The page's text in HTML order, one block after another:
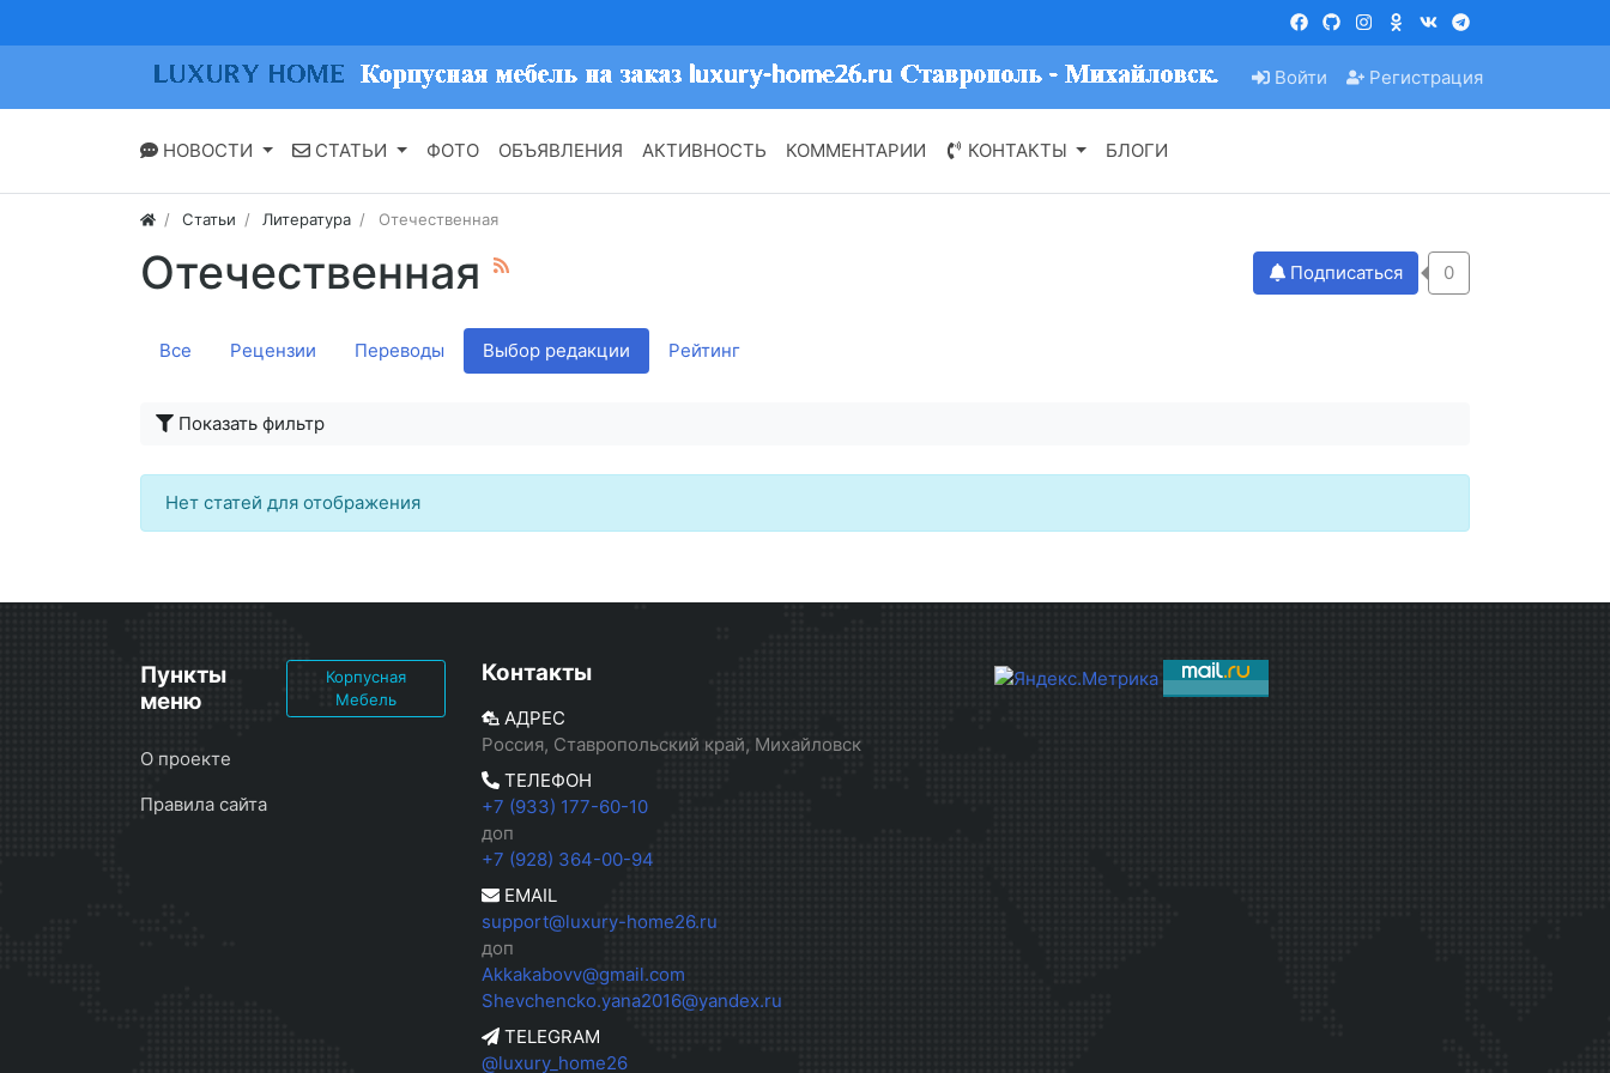
Войти Регистрация
НОВОСТИ СТАТЬИ ФОТО ОБЪЯВЛЕНИЯ АКТИВНОСТЬ КОММЕНТАРИИ КОНТАКТЫ БЛОГИ
Статьи Литература Отечественная
Отечественная Подписаться 0
Все Рецензии Переводы Выбор редакции Рейтинг
Показать фильтр
Нет статей для отображения
Пункты
меню
Корпусная
Мебель
О проекте
Правила сайта
Контакты
АДРЕС
Россия, Ставропольский край, Михайловск
ТЕЛЕФОН
+7 (933) 177-60-10
доп
+7 (928) 364-00-94
EMAIL
support@luxury-home26.ru
доп
Akkakabovv@gmail.com
Shevchencko.yana2016@yandex.ru
TELEGRAM
@luxury_home26